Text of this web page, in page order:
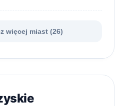
więcej miast (26)